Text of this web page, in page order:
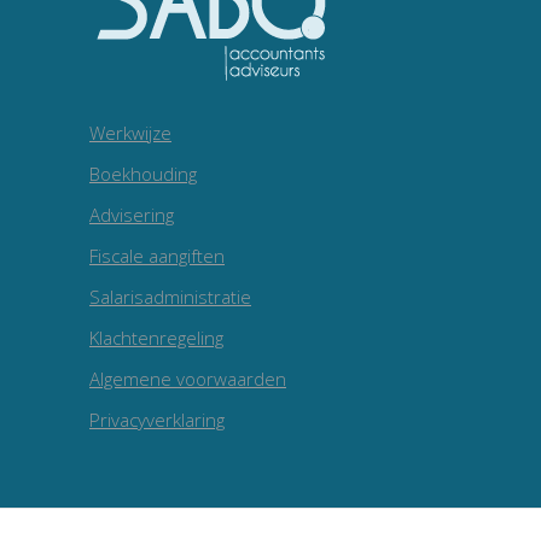
Werkwijze
Boekhouding
Advisering
Fiscale aangiften
Salarisadministratie
Klachtenregeling
Algemene voorwaarden
Privacyverklaring